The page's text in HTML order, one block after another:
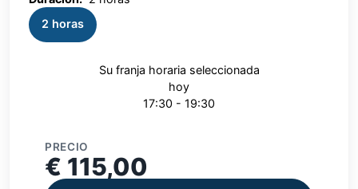
2 horas
Su franja horaria seleccionada
hoy
17:30 - 19:30
PRECIO
€ 115,00